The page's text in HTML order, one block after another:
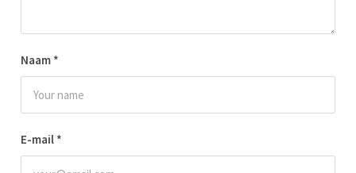
Naam *
E-mail *